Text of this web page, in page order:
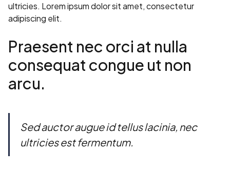
ultricies. Lorem ipsum dolor sit amet, consectetur
adipiscing elit.
Praesent nec orci at nulla
consequat congue ut non
arcu.
Sed auctor augue id tellus lacinia, nec
ultricies est fermentum.